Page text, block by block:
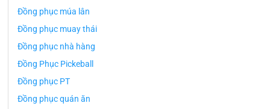
Đồng phục múa lân
Đồng phục muay thái
Đồng phục nhà hàng
Đồng Phục Pickeball
Đồng phục PT
Đồng phục quán ăn